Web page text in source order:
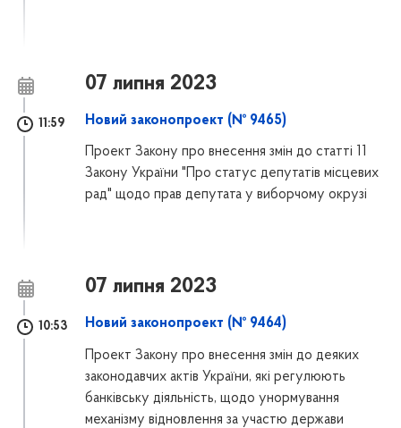
07 липня 2023
11:59 Новий законопроект (№ 9465)
Проект Закону про внесення змін до статті 11
Закону України "Про статус депутатів місцевих
рад" щодо прав депутата у виборчому окрузі
07 липня 2023
10:53 Новий законопроект (№ 9464)
Проект Закону про внесення змін до деяких
законодавчих актів України, які регулюють
банківську діяльність, щодо унормування
механізму відновлення за участю держави